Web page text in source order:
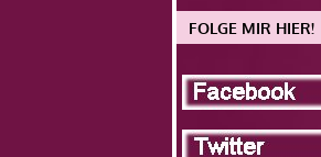
FOLGE MIR HIER!